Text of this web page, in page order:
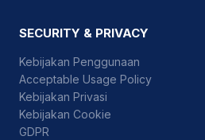
SECURITY & PRIVACY
Kebijakan Penggunaan
Acceptable Usage Policy
Kebijakan Privasi
Kebijakan Cookie
GDPR